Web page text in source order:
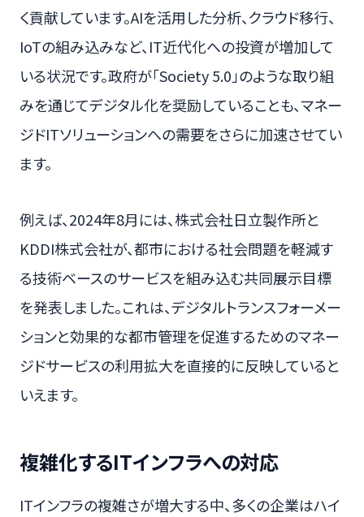
く貢献しています。AIを活用した分析、クラウド移行、
IoTの組み込みなど、IT近代化への投資が増加して
いる状況です。政府が「Society 5.0」のような取り組
みを通じてデジタル化を奨励していることも、マネー
ジドITソリューションへの需要をさらに加速させてい
ます。
例えば、2024年8月には、株式会社日立製作所と
KDDI株式会社が、都市における社会問題を軽減す
る技術ベースのサービスを組み込む共同展示目標
を発表しました。これは、デジタルトランスフォーメー
ションと効果的な都市管理を促進するためのマネー
ジドサービスの利用拡大を直接的に反映していると
いえます。
複雑化するITインフラへの対応
ITインフラの複雑さが増大する中、多くの企業はハイ